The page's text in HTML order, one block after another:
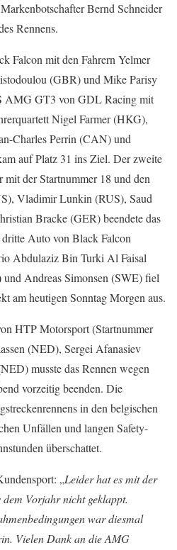
Bernd Schneider
Rennens.
Falcon mit den Fahrern Yelmer
(GBR) und Mike Parisy
AMG GT3 von GDL Racing mit
Nigel Farmer (HKG),
Charles Perrin (CAN) und
auf Platz 31 ins Ziel. Der zweite
der Startnummer 18 und den
Vladimir Lunkin (RUS), Saud
Bracke (GER) beendete das
Auto von Black Falcon
Abdulaziz Bin Turki Al Faisal
Andreas Simonsen (SWE) fiel
am heutigen Sonntag Morgen aus.
HTP Motorsport (Startnummer
(NED), Sergei Afanasiev
musste das Rennen wegen
vorzeitig beenden. Die
in den belgischen
Unfällen und langen Safety-
überschattet.
„Leider hat es mit der
dem Vorjahr nicht geklappt.
war diesmal
Vielen Dank an die AMG